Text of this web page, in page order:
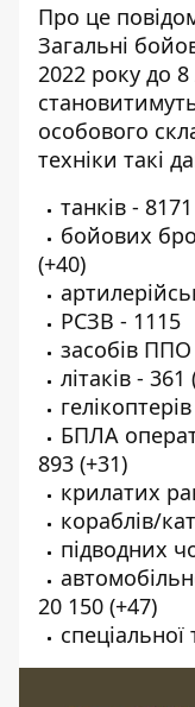
Про це
Загальні
2022 року до
особового
техніки такі
танків -
бойових
(+40)
РСЗВ - 1115
засобів ППО
літаків - 361
БПЛА
893 (+31)
крилатих
кораблів/
підводних
20 150 (+47)
спеціальної